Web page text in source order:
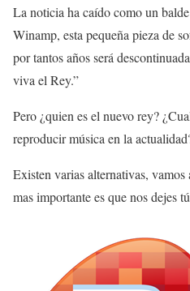
La noticia ha caído como un
Winamp, esta pequeña pieza de
por tantos años será
viva el Rey.”
Pero ¿quien es el nuevo rey?
reproducir música en la
Existen varias alternativas,
mas importante es que nos dejes